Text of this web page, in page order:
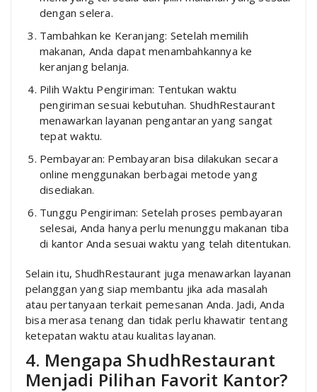
dengan selera.
Tambahkan ke Keranjang: Setelah memilih
makanan, Anda dapat menambahkannya ke
keranjang belanja.
Pilih Waktu Pengiriman: Tentukan waktu
pengiriman sesuai kebutuhan. ShudhRestaurant
menawarkan layanan pengantaran yang sangat
tepat waktu.
Pembayaran: Pembayaran bisa dilakukan secara
online menggunakan berbagai metode yang
disediakan.
Tunggu Pengiriman: Setelah proses pembayaran
selesai, Anda hanya perlu menunggu makanan tiba
di kantor Anda sesuai waktu yang telah ditentukan.
Selain itu, ShudhRestaurant juga menawarkan layanan
pelanggan yang siap membantu jika ada masalah
atau pertanyaan terkait pemesanan Anda. Jadi, Anda
bisa merasa tenang dan tidak perlu khawatir tentang
ketepatan waktu atau kualitas layanan.
4. Mengapa ShudhRestaurant
Menjadi Pilihan Favorit Kantor?